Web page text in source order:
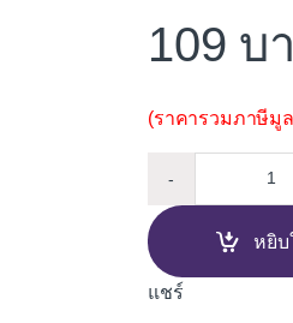
109
(ราคารวมภาษีมู
-
หยิบ
แชร์